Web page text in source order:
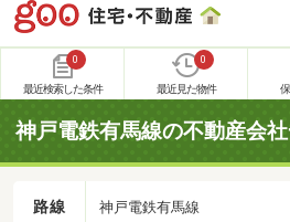
0
最近検索した条件
0
最近見た物件
神戸電鉄有馬線の不動産会
路線 神戸電鉄有馬線